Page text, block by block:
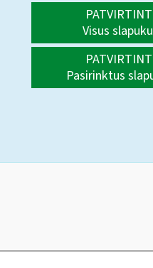
Visus
Pasirinktus